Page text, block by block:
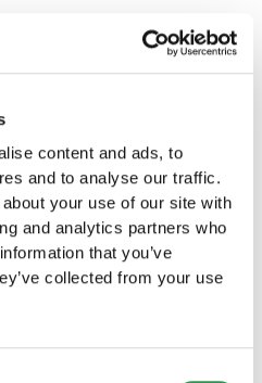
content and ads, to
and to analyse our traffic.
your use of our site with
and analytics partners who
that you’ve
collected from your use
al registro delle
continua. Questo rende il
efficiente e senza
una forma
Canton Argovia?
nel
nel Canton
attività in questa